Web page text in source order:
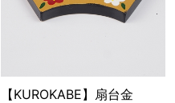
【KUROKABE】扇台金